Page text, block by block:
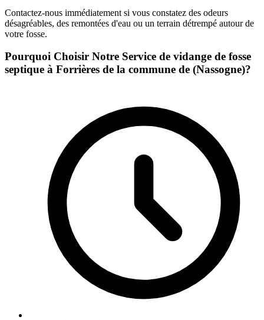
Contactez-nous immédiatement si vous constatez des odeurs
désagréables, des remontées d'eau ou un terrain détrempé autour de
votre fosse.
Pourquoi Choisir Notre Service de vidange de fosse
septique à Forrières de la commune de (Nassogne)?